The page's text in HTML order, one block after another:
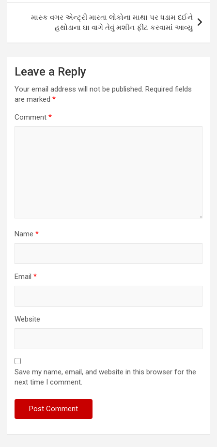
માસ્ક વગર એન્ટ્રી મારતા લોકોના માથા પર ધડામ દઈને
હથોડાના ઘા વાગે તેવું મશીન ફીટ કરવામાં આવ્યુ
Leave a Reply
Your email address will not be published. Required fields
are marked *
Comment *
Name *
Email *
Website
Save my name, email, and website in this browser for the
next time I comment.